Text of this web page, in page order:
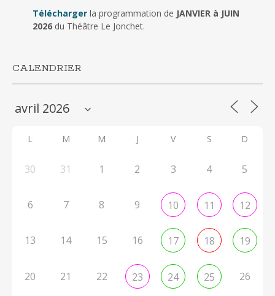
Télécharger la programmation de JANVIER à JUIN
2026du Théâtre Le Jonchet.
CALENDRIER
L M M J V S D
30 31 1 2 3 4 5
6 7 8 9 10 11 12
13 14 15 16 17 18 19
20 21 22 23 24 25 26